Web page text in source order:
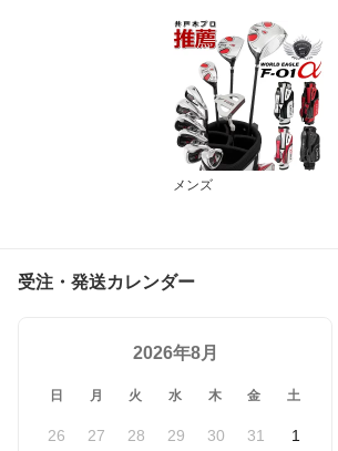
メンズ
受注・発送カレンダー
2026年8月
日 月 火 水 木 金 土
26 27 28 29 30 31 1